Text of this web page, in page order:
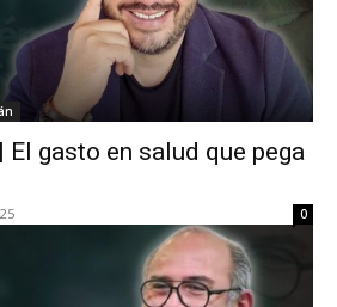
El gasto en salud que pega
0